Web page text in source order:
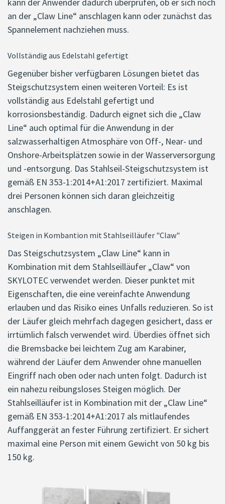
an der „Claw Line“ anschlagen kann oder zunächst das
Spannelement nachziehen muss.
Vollständig aus Edelstahl gefertigt
Gegenüber bisher verfügbaren Lösungen bietet das
Steigschutzsystem einen weiteren Vorteil: Es ist
vollständig aus Edelstahl gefertigt und
korrosionsbeständig. Dadurch eignet sich die „Claw
Line“ auch optimal für die Anwendung in der
salzwasserhaltigen Atmosphäre von Off-, Near- und
Onshore-Arbeitsplätzen sowie in der Wasserversorgung
und -entsorgung. Das Stahlseil-Steigschutzsystem ist
gemäß EN 353-1:2014+A1:2017 zertifiziert. Maximal
drei Personen können sich daran gleichzeitig
anschlagen.
Steigen in Kombantion mit Stahlseilläufer "Claw"
Das Steigschutzsystem „Claw Line“ kann in
Kombination mit dem Stahlseilläufer „Claw“ von
SKYLOTEC verwendet werden. Dieser punktet mit
Eigenschaften, die eine vereinfachte Anwendung
erlauben und das Risiko eines Unfalls reduzieren. So ist
der Läufer gleich mehrfach dagegen gesichert, dass er
irrtümlich falsch verwendet wird. Überdies öffnet sich
die Bremsbacke bei leichtem Zug am Karabiner,
während der Läufer dem Anwender ohne manuellen
Eingriff nach oben oder nach unten folgt. Dadurch ist
ein nahezu reibungsloses Steigen möglich. Der
Stahlseilläufer ist in Kombination mit der „Claw Line“
gemäß EN 353-1:2014+A1:2017 als mitlaufendes
Auffanggerät an fester Führung zertifiziert. Er sichert
maximal eine Person mit einem Gewicht von 50 kg bis
150 kg.